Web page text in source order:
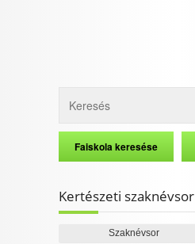
Kertészeti szaknévsor
Szaknévsor